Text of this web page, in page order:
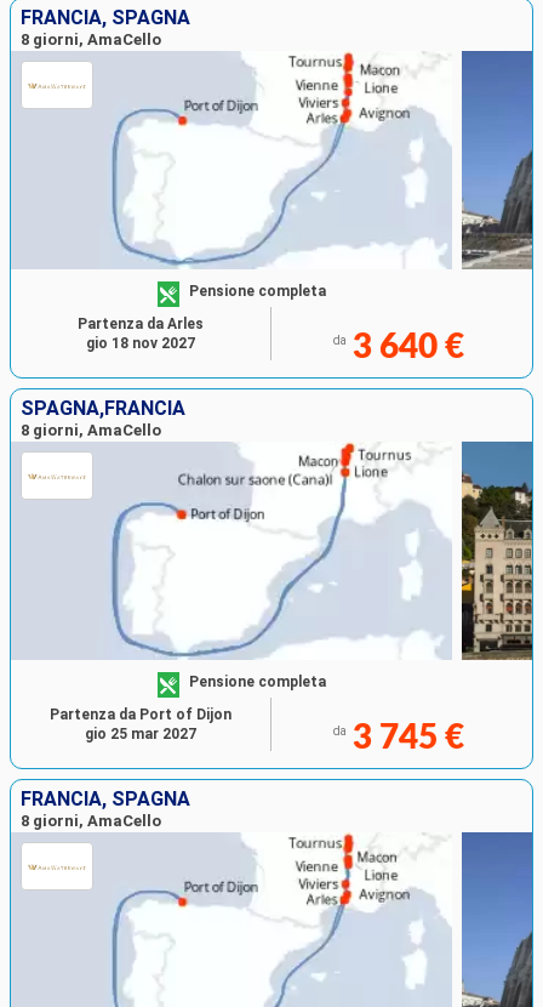
FRANCIA, SPAGNA
8 giorni, AmaCello
Pensione completa
da 3 640 €
Partenza da Arles
gio 18 nov 2027
SPAGNA,FRANCIA
8 giorni, AmaCello
Pensione completa
da 3 745 €
Partenza da Port of Dijon
gio 25 mar 2027
FRANCIA, SPAGNA
8 giorni, AmaCello